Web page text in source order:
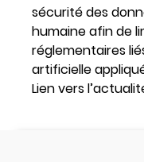
sécurité des
humaine afin de
réglementaires
artificielle
Lien vers